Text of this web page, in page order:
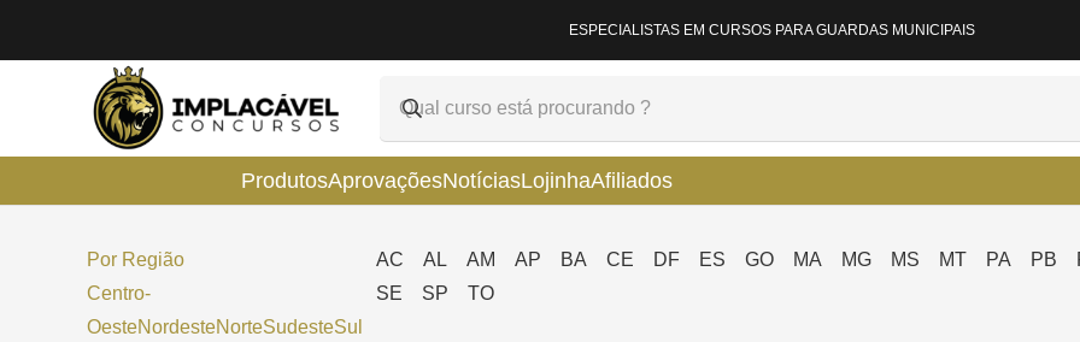
ESPECIALISTAS EM CURSOS PARA GUARDAS MUNICIPAIS
ProdutosAprovaçõesNotíciasLojinhaAfiliados
Por Região
Centro-
OesteNordesteNorteSudesteSul
AC AL AM AP BA CE DF ES GO MA MG MS MT PA PB
SE
SP TO